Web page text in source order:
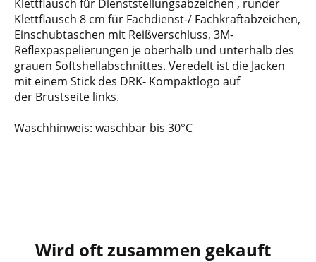
Klettflausch für Dienststellungsabzeichen , runder
Klettflausch 8 cm für Fachdienst-/ Fachkraftabzeichen,
Einschubtaschen mit Reißverschluss, 3M-
Reflexpaspelierungen je oberhalb und unterhalb des
grauen Softshellabschnittes. Veredelt ist die Jacken
mit einem Stick des DRK- Kompaktlogo auf
der Brustseite links.
Waschhinweis: waschbar bis 30°C
Wird oft zusammen gekauft